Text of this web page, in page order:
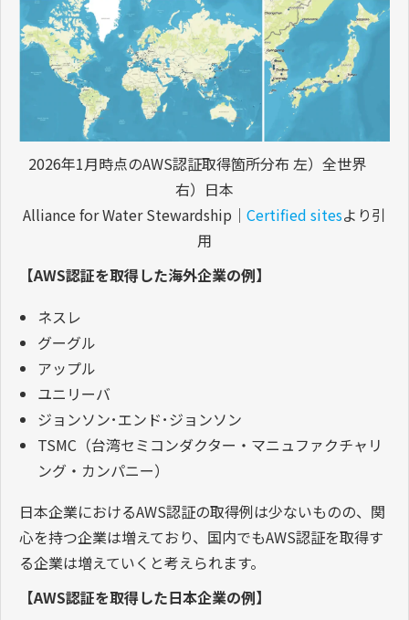
2026年1月時点のAWS認証取得箇所分布 左）全世界
右）日本
Alliance for Water Stewardship｜ Certified sitesより引
用
【AWS認証を取得した海外企業の例】
ネスレ
グーグル
アップル
ユニリーバ
ジョンソン･エンド･ジョンソン
TSMC（台湾セミコンダクター・マニュファクチャリ
ング・カンパニー）
日本企業におけるAWS認証の取得例は少ないものの、関
心を持つ企業は増えており、国内でもAWS認証を取得す
る企業は増えていくと考えられます。
【AWS認証を取得した日本企業の例】